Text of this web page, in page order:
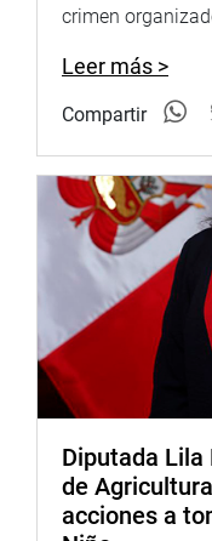
crimen
Leer más >
Compartir
Diputada
de
acciones a